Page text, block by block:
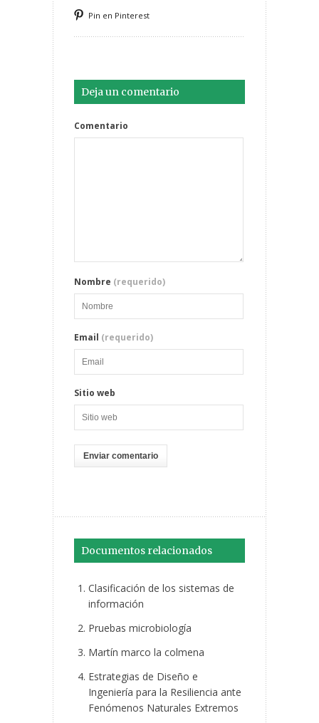
Pin en Pinterest
Deja un comentario
Comentario
Nombre (requerido)
Email (requerido)
Sitio web
Documentos relacionados
Clasificación de los sistemas de
información
Pruebas microbiología
Martín marco la colmena
Estrategias de Diseño e
Ingeniería para la Resiliencia ante
Fenómenos Naturales Extremos